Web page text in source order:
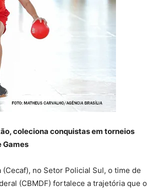
coleciona conquistas em torneios
Games
no Setor Policial Sul, o time de
(CBMDF) fortalece a trajetória que o